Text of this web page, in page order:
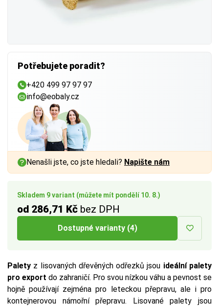
Skladem 9 variant (můžete mít pondělí 10. 8.)
od 286,71 Kč bez DPH
Dostupné varianty (4)
Palety z lisovaných dřevěných odřezků jsou ideální palety
pro export do zahraničí. Pro svou nízkou váhu a pevnost se
hojně používají zejména pro leteckou přepravu, ale i pro
kontejnerovou námořní přepravu. Lisované palety jsou
Potřebujete poradit?
+420 499 97 97 97
info@eobaly.cz
Nenašli jste, co jste hledali? Napište nám